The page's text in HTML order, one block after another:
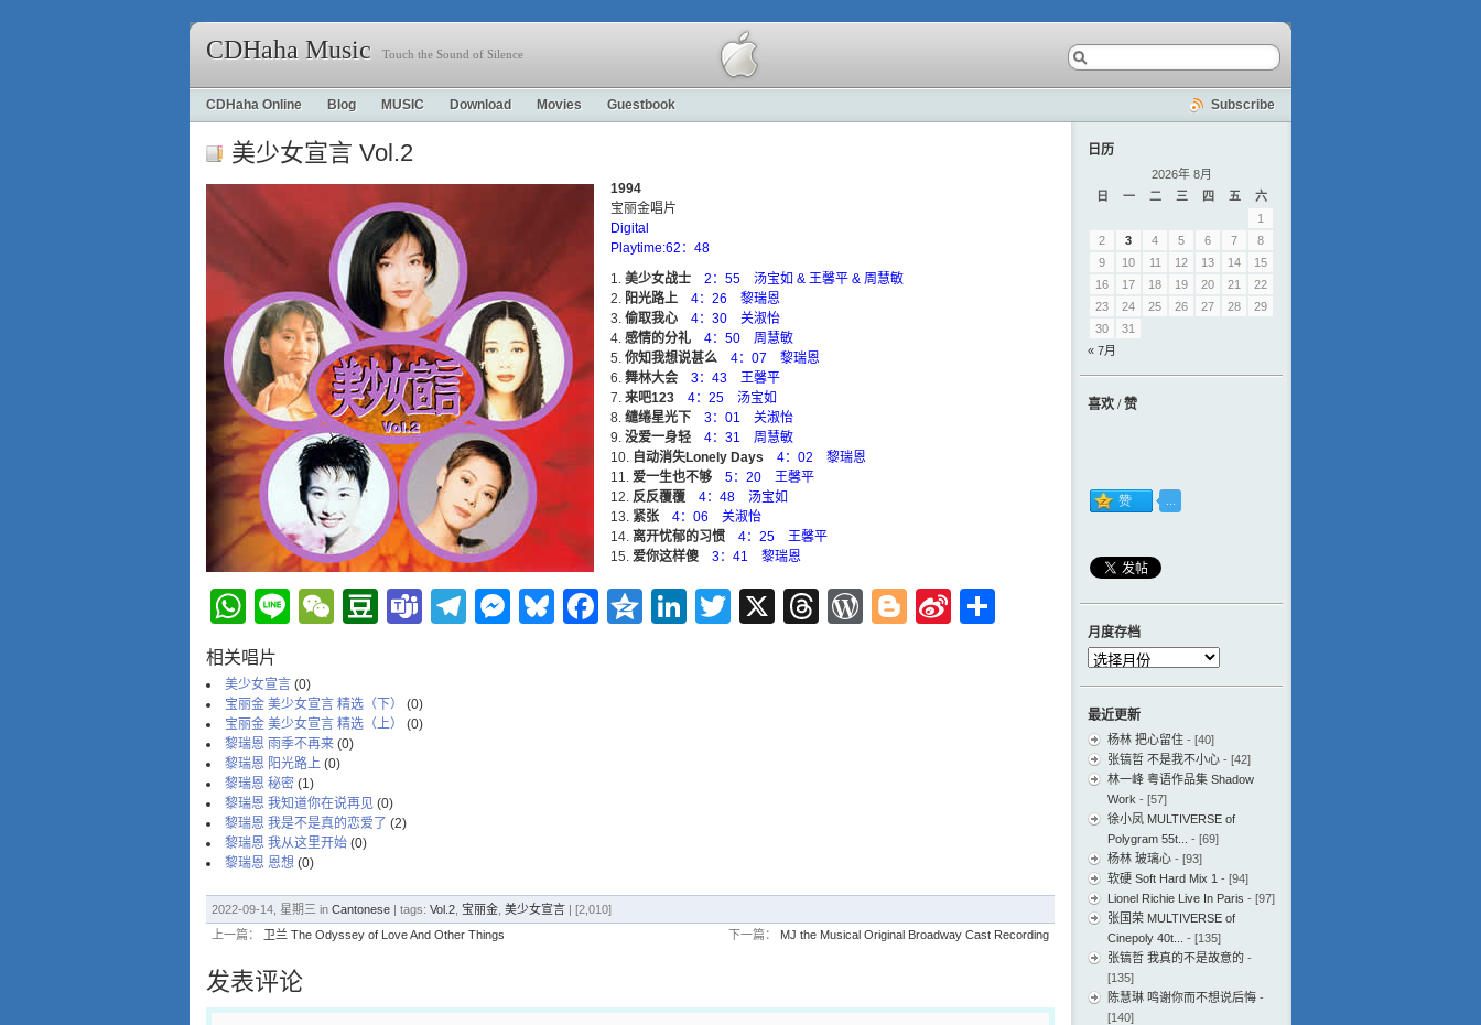
CDHaha Music Touch the Sound of Silence
CDHaha Online Blog MUSIC Download Movies Guestbook Subscribe
美少女宣言 Vol.2
1994
宝丽金唱片
Digital
Playtime:62：48
美少女战士
2：55 汤宝如 & 王馨平 & 周慧敏
阳光路上
4：26 黎瑞恩
偷取我心
4：30 关淑怡
感情的分礼
4：50 周慧敏
你知我想说甚么
4：07 黎瑞恩
舞林大会
3：43 王馨平
来吧123
4：25 汤宝如
缱绻星光下
3：01 关淑怡
没爱一身轻
4：31 周慧敏
自动消失Lonely Days
4：02 黎瑞恩
爱一生也不够
5：20 王馨平
反反覆覆
4：48 汤宝如
紧张
4：06 关淑怡
离开忧郁的习惯
4：25 王馨平
爱你这样傻
3：41 黎瑞恩
WhatsApp
LineWeChat
Douban
TeamsTelegram
Messenger
Bluesky
Facebook
Qzone
LinkedIn
Twitter
X Threads
WordPress
Blogger
Sina
相关唱片
美少女宣言 (0)
宝丽金 美少女宣言 精选（下）
(0)
宝丽金 美少女宣言 精选（上）
(0)
黎瑞恩 雨季不再来 (0)
黎瑞恩 阳光路上 (0)
黎瑞恩 秘密 (1)
黎瑞恩 我知道你在说再见 (0)
黎瑞恩 我是不是真的恋爱了 (2)
黎瑞恩 我从这里开始 (0)
黎瑞恩 恩想 (0)
2022-09-14, 星期三 in Cantonese | tags: Vol.2 宝丽金 美少女宣言 | [2,010]
上一篇： 卫兰 The Odyssey of Love And Other Things 下一篇： MJ the Musical Original Broadway Cast Recording
发表评论
日历
2026年 8月
日
一 二 三 四 五
六
1
2
3 4 5 6 7
8
9
10 11 12 13 14
15
16
17 18 19 20 21
22
23
24 25 26 27 28
29
30
31
« 7月
喜欢 / 赞
月度存档
月
档
最近更新
杨林 把心留住 - [40]
张镐哲 不是我不小心 - [42]
林一峰 粤语作品集 Shadow
Work - [57]
徐小凤 MULTIVERSE of
Polygram 55t...
- [69]
杨林 玻璃心 - [93]
软硬 Soft Hard Mix 1 - [94]
Lionel Richie Live In Paris - [97]
张国荣 MULTIVERSE of
Cinepoly 40t...
- [135]
张镐哲 我真的不是故意的 -
[135]
陈慧琳 鸣谢你而不想说后悔 -
[140]